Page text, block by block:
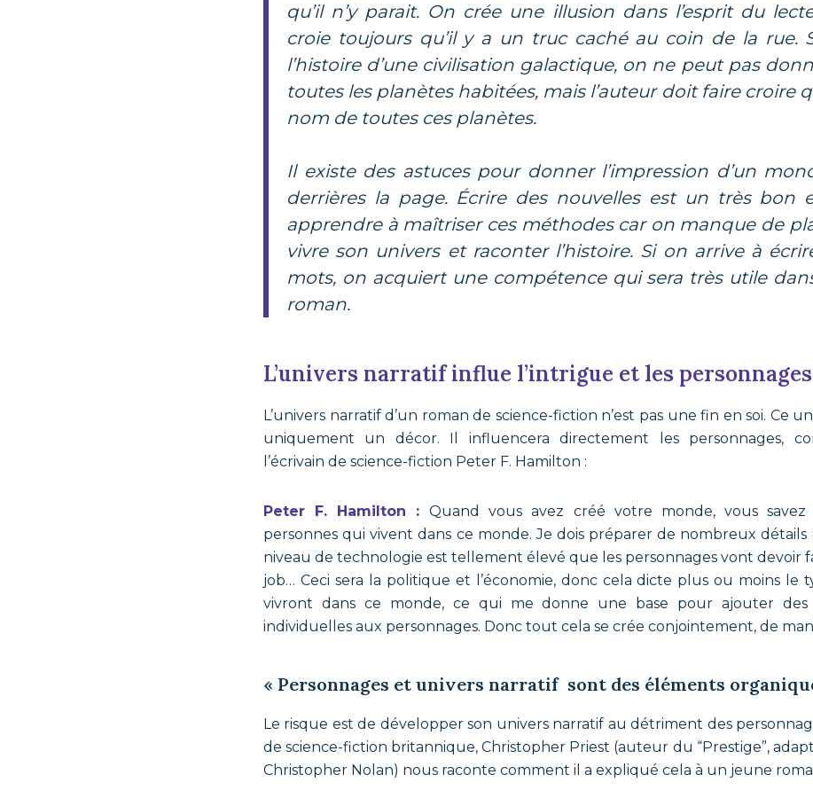
qu’il n’y parait. On crée une illusion dans l’esprit du
croie toujours qu’il y a un truc caché au coin de la rue.
l’histoire d’une civilisation galactique, on ne peut pas
toutes les planètes habitées, mais l’auteur doit faire croire
nom de toutes ces planètes.
Il existe des astuces pour donner l’impression d’un
derrières la page. Écrire des nouvelles est un très bon
apprendre à maîtriser ces méthodes car on manque de
vivre son univers et raconter l’histoire. Si on arrive à
mots, on acquiert une compétence qui sera très utile
roman.
L’univers narratif influe l’intrigue et les personnages
L’univers narratif d’un roman de science-fiction n’est pas une fin en soi. Ce
uniquement un décor. Il influencera directement les personnages,
l’écrivain de science-fiction Peter F. Hamilton :
Peter F. Hamilton :Quand vous avez créé votre monde, vous
personnes qui vivent dans ce monde. Je dois préparer de nombreux détails
niveau de technologie est tellement élevé que les personnages vont devoir
job… Ceci sera la politique et l’économie, donc cela dicte plus ou moins le
vivront dans ce monde, ce qui me donne une base pour ajouter des
individuelles aux personnages. Donc tout cela se crée conjointement, de
« Personnages et univers narratif sont des éléments
Le risque est de développer son univers narratif au détriment des
de science-fiction britannique,Christopher Priest (auteur du “Prestige”,
Christopher Nolan) nous raconte comment il a expliqué cela à un jeune